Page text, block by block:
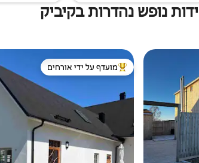
נופש נהדרות בקיביק
מוביל בקרב נכסים מועדפים על ידי
מועדף על ידי אורחים